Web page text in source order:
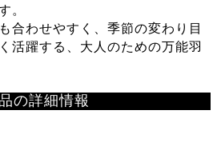
。
合わせやすく、季節の変わり目
活躍する、大人のための万能羽
の詳細情報